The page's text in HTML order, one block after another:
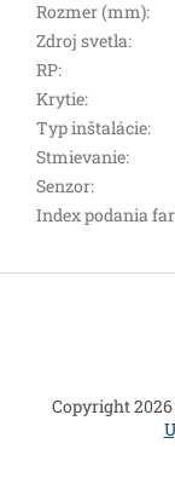
Rozmer (mm):
Zdroj svetla:
RP:
Krytie:
Typ inštalácie:
Stmievanie:
Senzor:
Index podania
Copyright 2026